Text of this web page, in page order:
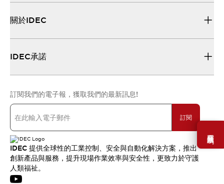
需要幫助嗎？
關於IDEC
IDEC承諾
訂閱我們的電子報，獲取我們的最新訊息!
訂閱
IDEC 提供全球性的工業控制、安全與自動化解決方案，推出
創新產品與服務，提升現場作業效率與安全性，更致力於守護
人類福祉。